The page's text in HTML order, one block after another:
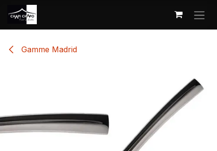
Se rendre au contenu
Gamme Madrid